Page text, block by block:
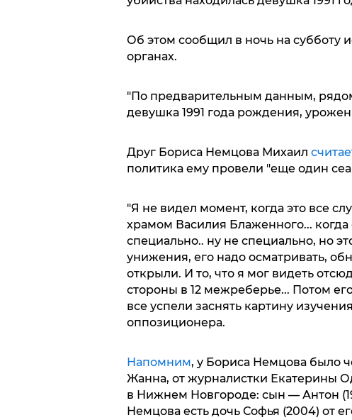
Об этом сообщил в ночь на субботу
органах.
"По предварительным данным,
девушка 1991 года рождения,
Друг Бориса Немцова Михаил
политика ему провели "еще один
"Я не видел момент, когда это все
храмом Василия Блаженного... когда
специально.. ну не специально, но
унижения, его надо осматривать,
открыли. И то, что я мог видеть
стороны в 12 межреберье... Потом
все успели заснять картину
оппозиционера.
Напомним, у Бориса Немцова было
Жанна, от журналистки Екатерины
в Нижнем Новгороде: сын — Антон
Немцова есть дочь Софья (2004) от